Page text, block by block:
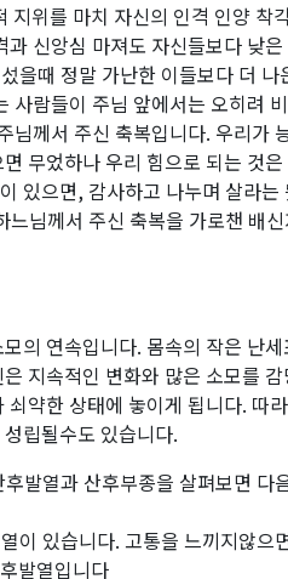
위를 마치 자신의 인격 인양 착
신앙심 마져도 자신들보다 낮은
을때 정말 가난한 이들보다 더 나
사람들이 주님 앞에서는 오히려
님께서 주신 축복입니다. 우리가
무었하나 우리 힘으로 되는 것
있으면, 감사하고 나누며 살라는
님께서 주신 축복을 가로챈 배
의 연속입니다. 몸속의 작은 난
지속적인 변화와 많은 소모를
약한 상태에 놓이게 됩니다. 따
립될수도 있습니다.
발열과 산후부종을 살펴보면 다
이 있습니다. 고통을 느끼지않으
발열입니다